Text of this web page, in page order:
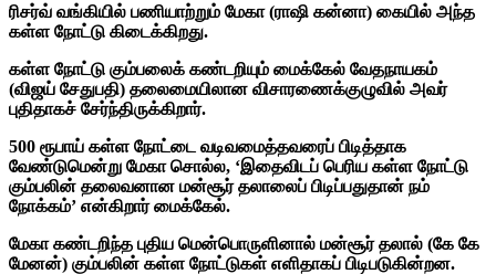
ரிசர்வ் வங்கியில் பணியாற்றும் மேகா (ராஷி கன்னா) கையில் அந்த
கள்ள நோட்டு கிடைக்கிறது.
கள்ள நோட்டு கும்பலைக் கண்டறியும் மைக்கேல் வேதநாயகம்
(விஜய் சேதுபதி) தலைமையிலான விசாரணைக்குழுவில் அவர்
புதிதாகச் சேர்ந்திருக்கிறார்.
500 ரூபாய் கள்ள நோட்டை வடிவமைத்தவரைப் பிடித்தாக
வேண்டுமென்று மேகா சொல்ல, ‘இதைவிடப் பெரிய கள்ள நோட்டு
கும்பலின் தலைவனான மன்சூர் தலாலைப் பிடிப்பதுதான் நம்
நோக்கம்’ என்கிறார் மைக்கேல்.
மேகா கண்டறிந்த புதிய மென்பொருளினால் மன்சூர் தலால் (கே கே
மேனன்) கும்பலின் கள்ள நோட்டுகள் எளிதாகப் பிடிபடுகின்றன.